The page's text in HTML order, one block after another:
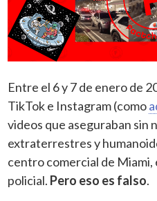
Entre el 6 y 7 de enero de
TikTok e Instagram (como
videos que aseguraban sin
extraterrestres y
centro comercial de
policial. Pero eso es falso.